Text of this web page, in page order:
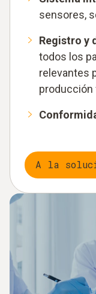
sensores,
Registro y
todos los
relevantes
A la